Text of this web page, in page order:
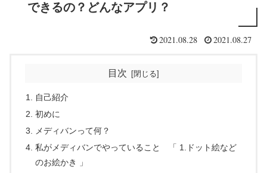
できるの？どんなアプリ？
2021.08.28 2021.08.27
目次
自己紹介
初めに
メディバンって何？
私がメディバンでやっていること 「 1.ドット絵など
のお絵かき 」